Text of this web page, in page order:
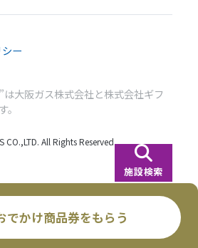
施設検索
でかけ商品券をもらう
ー
大阪ガス株式会社と株式会社ギフ
CO.,LTD. All Rights Reserved.